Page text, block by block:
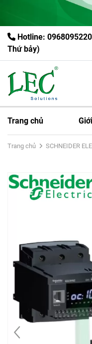
Hotline:
Thứ bảy)
Trang chủ
Trang chủ SCHNEIDER